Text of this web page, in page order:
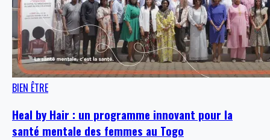
BIEN ÊTRE
Heal by Hair : un programme innovant pour la
santé mentale des femmes au Togo